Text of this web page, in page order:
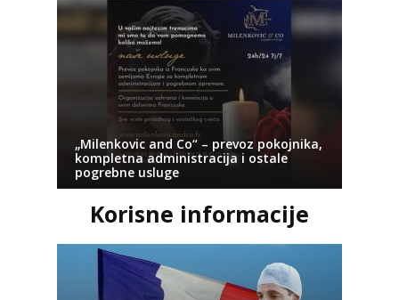
„Milenkovic and Co“ – prevoz pokojnika,
kompletna administracija i ostale
pogrebne usluge
Korisne informacije